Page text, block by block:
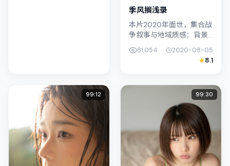
季风搁浅录
本片2020年面世，集合战
争叙事与地域质感：背景
设定与韩国（釜山）的文
化肌理相呼应。导演庵野
秀明善用光影与声场塑造
的抉择牵...
81,054
2020-08-05
8.1
99:12 99:30